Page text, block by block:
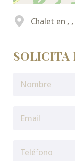
Chalet en ,
SOLICITA